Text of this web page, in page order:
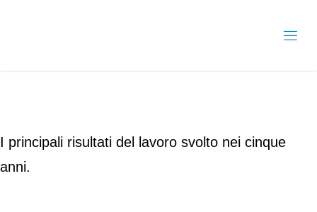
I principali risultati del lavoro svolto nei cinque
anni.